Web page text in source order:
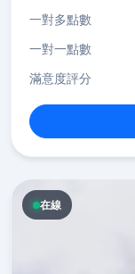
一對多點數
一對一點數
滿意度評分
在線